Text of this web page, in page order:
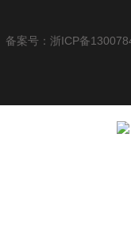
备案号：浙ICP备